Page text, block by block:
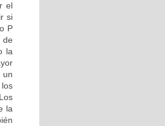
el
si
P
de
la
un
la